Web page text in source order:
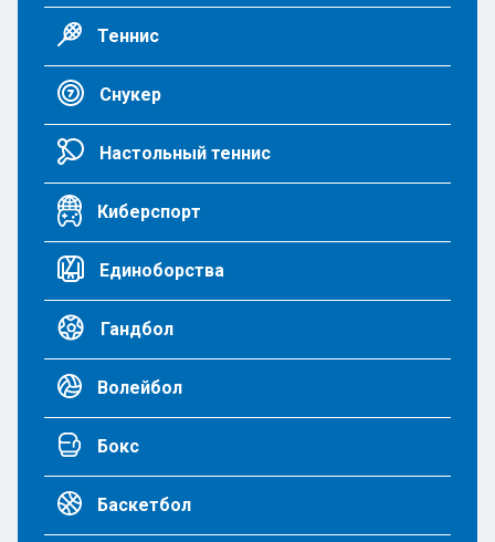
Теннис
Снукер
Настольный теннис
Киберспорт
Единоборства
Гандбол
Волейбол
Бокс
Баскетбол